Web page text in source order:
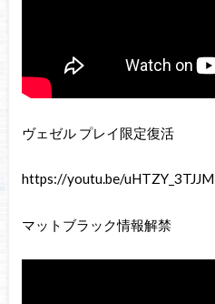
ヴェゼル プレイ限定復活
https://youtu.be/uHTZY_3TJJM
マットブラック情報解禁